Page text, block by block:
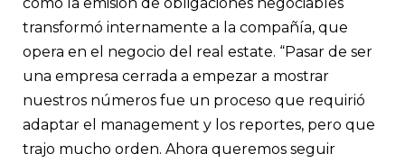
transformó internamente a la compañía, que
opera en el negocio del real estate. “Pasar de ser
una empresa cerrada a empezar a mostrar
nuestros números fue un proceso que requirió
adaptar el management y los reportes, pero que
trajo mucho orden. Ahora queremos seguir